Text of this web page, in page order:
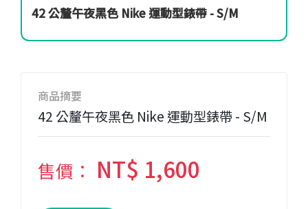
42 公釐午夜黑色 Nike 運動型錶帶 - S/M
商品摘要
42 公釐午夜黑色 Nike 運動型錶帶 - S/M
售價： NT$ 1,600